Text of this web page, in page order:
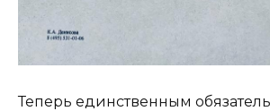
Теперь единственным